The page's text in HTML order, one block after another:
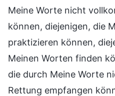
Meine Worte nicht
können, diejenigen, die
praktizieren können,
Meinen Worten finden
die durch Meine Worte
Rettung empfangen